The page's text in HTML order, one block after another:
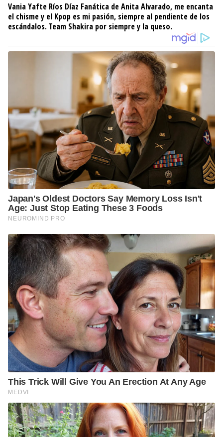
Vania Yafte Ríos Díaz Fanática de Anita Alvarado, me encanta
el chisme y el Kpop es mi pasión, siempre al pendiente de los
escándalos. Team Shakira por siempre y la queso.